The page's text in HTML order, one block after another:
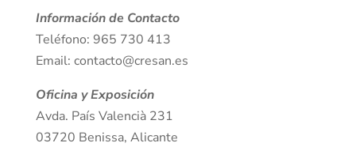
Información de Contacto
Teléfono: 965 730 413
Email: contacto@cresan.es
Oficina y Exposición
Avda. País Valencià 231
03720 Benissa, Alicante